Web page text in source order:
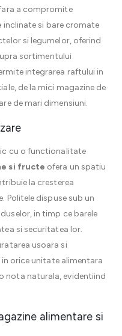
a compromite
si bare cromate
si legumelor, oferind
sortimentului
integrarea raftului in
de la mici magazine de
de mari dimensiuni.
cu o functionalitate
si fructe ofera un spatiu
la cresterea
dispuse sub un
in timp ce barele
si securitatea lor.
usoara si
orice unitate alimentara
nota naturala, evidentiind
alimentare si